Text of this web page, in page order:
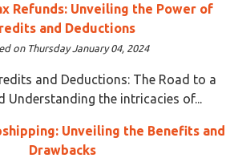
Refunds: Unveiling the Power of
and Deductions
on Thursday January 04, 2024
and Deductions: The Road to a
Understanding the intricacies of...
Unveiling the Benefits and
Drawbacks